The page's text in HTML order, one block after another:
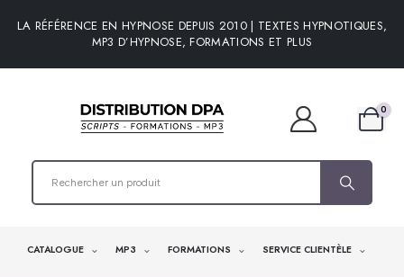
LA RÉFÉRENCE EN HYPNOSE DEPUIS 2010 | TEXTES HYPNOTIQUES,
MP3 D’HYPNOSE, FORMATIONS ET PLUS
0
CATALOGUE MP3 FORMATIONS SERVICE CLIENTÈLE